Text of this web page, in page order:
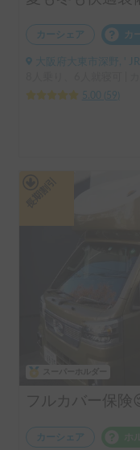
カーシェア カ
大阪府大東市深野, ' JR
5.00
59
カーシェア